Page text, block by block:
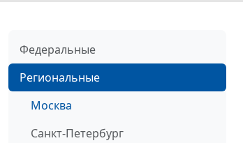
Федеральные
Региональные
Москва
Санкт-Петербург